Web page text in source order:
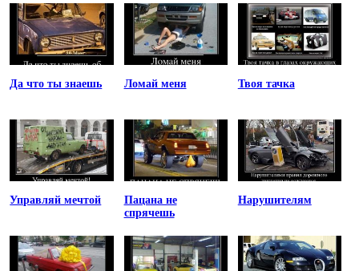
Да что ты знаешь Ломай меня Твоя тачка
Управляй мечтой
Пацана не
спрячешь
Нарушителям